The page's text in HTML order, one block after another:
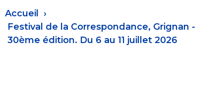
Fil
d'Ariane
Accueil
Festival de la Correspondance, Grignan -
30ème édition. Du 6 au 11 juillet 2026